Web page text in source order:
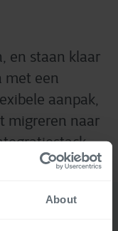
About
en staan klaar
met een
aanpak,
migreren naar
ons